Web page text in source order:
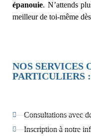
épanouie. N’attends
meilleur de toi-même
NOS SERVICES
PARTICULIERS :
Consultations avec
Inscription à notre